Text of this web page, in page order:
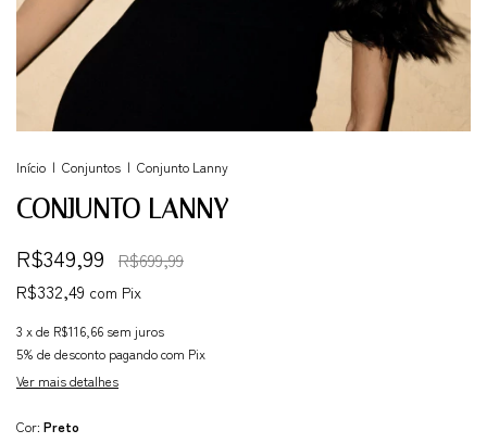
Início | Conjuntos | Conjunto Lanny
CONJUNTO LANNY
R$349,99 R$699,99
R$332,49 com Pix
3 x de R$116,66 sem juros
5% de desconto pagando com Pix
Ver mais detalhes
Cor: Preto